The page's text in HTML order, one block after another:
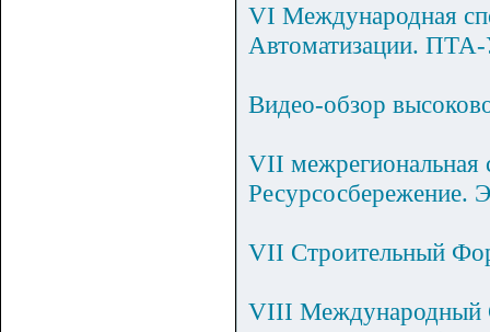
VI Международная
Автоматизации.
Видео-обзор
VII межрегиональная
Ресурсосбережение.
VII Строительный
VIII Международный